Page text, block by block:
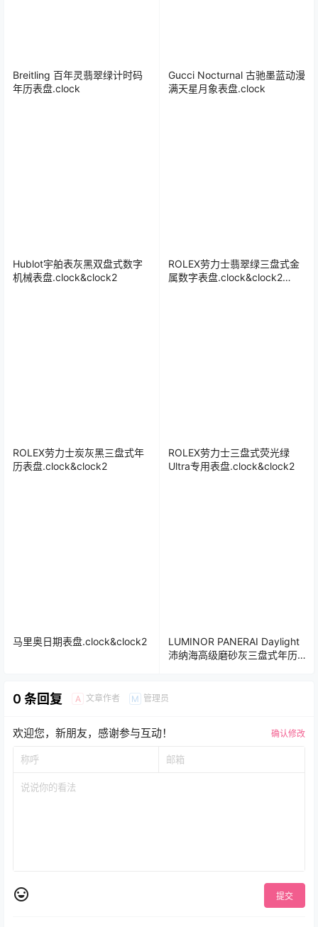
Breitling 百年灵翡翠绿计时码
年历表盘.clock
Gucci Nocturnal 古驰墨蓝动漫
满天星月象表盘.clock
Hublot宇舶表灰黑双盘式数字
机械表盘.clock&clock2
ROLEX劳力士翡翠绿三盘式金
属数字表盘.clock&clock2
ROLEX劳力士炭灰黑三盘式年
历表盘.clock&clock2
ROLEX劳力士三盘式荧光绿
Ultra专用表盘.clock&clock2
马里奥日期表盘.clock&clock2
LUMINOR PANERAI Daylight
沛纳海高级磨砂灰三盘式年历
0 条回复 A 文章作者 M 管理员
欢迎您，新朋友，感谢参与互动！ 确认修改
提交